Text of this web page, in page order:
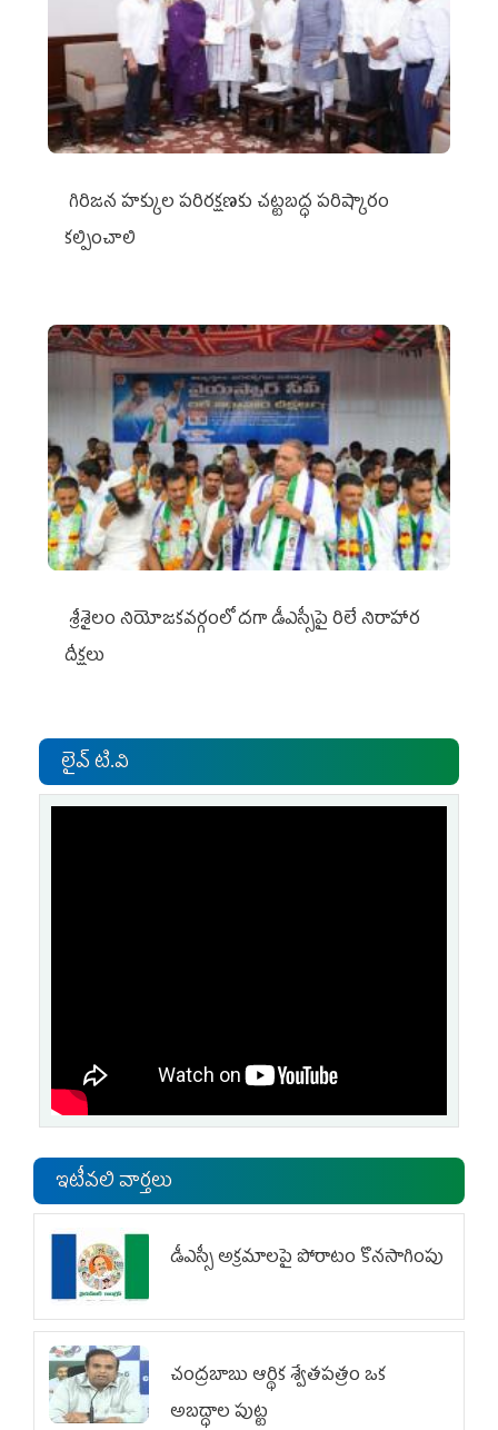
గిరిజన హక్కుల పరిరక్షణకు చట్టబద్ధ పరిష్కారం
కల్పించాలి
శ్రీశైలం నియోజకవర్గంలో దగా డీఎస్సీపై రిలే నిరాహార
దీక్షలు
లైవ్ టి.వి
ఇటీవలి వార్తలు
డీఎస్సీ అక్రమాలపై పోరాటం కొనసాగింపు
చంద్రబాబు ఆర్థిక శ్వేతపత్రం ఒక
అబద్ధాల పుట్ట